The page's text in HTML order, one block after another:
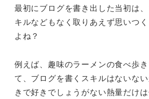
最初にブログを書き出した当初は
キルなどもなく取りあえず思いつ
よね？
例えば、趣味のラーメンの食べ歩
て、ブログを書くスキルはないな
きで好きでしょうがない熱量だけ